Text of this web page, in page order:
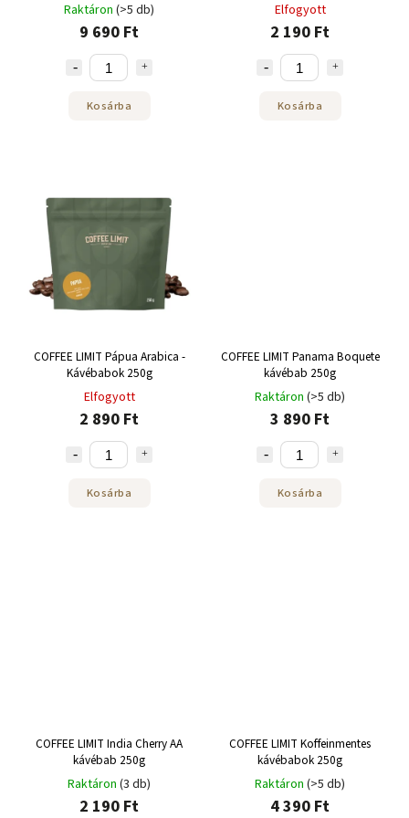
Raktáron (>5 db)
9 690 Ft
Kosárba
Elfogyott
2 190 Ft
Kosárba
COFFEE LIMIT Pápua Arabica -
Kávébabok 250g
Elfogyott
2 890 Ft
Kosárba
COFFEE LIMIT Panama Boquete
kávébab 250g
Raktáron (>5 db)
3 890 Ft
Kosárba
COFFEE LIMIT India Cherry AA
kávébab 250g
Raktáron (3 db)
2 190 Ft
COFFEE LIMIT Koffeinmentes
kávébabok 250g
Raktáron (>5 db)
4 390 Ft